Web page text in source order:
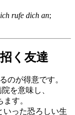
ich rufe dich an;
く友達
のが得意です。
を意味し、
す。
いった恐ろしい生